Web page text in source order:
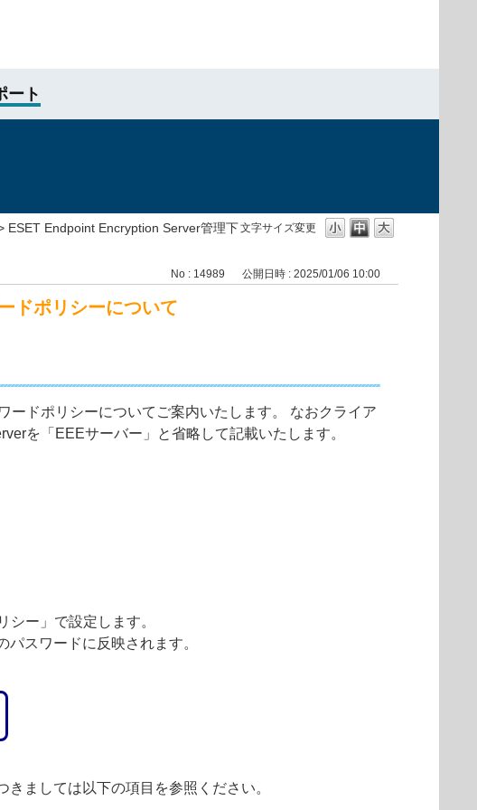
ート
文字サイズ変更
ESET Endpoint Encryption Server管理下
No : 14989 公開日時 : 2025/01/06 10:00
ドポリシーについて
ドポリシーについてご案内いたします。 なおクライア
を「EEEサーバー」と省略して記載いたします。
ー」で設定します。
スワードに反映されます。
ましては以下の項目を参照ください。